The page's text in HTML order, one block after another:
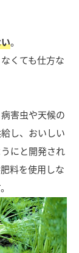
。
くても仕方な
害虫や天候の
し、おいしい
にと開発され
料を使用しな